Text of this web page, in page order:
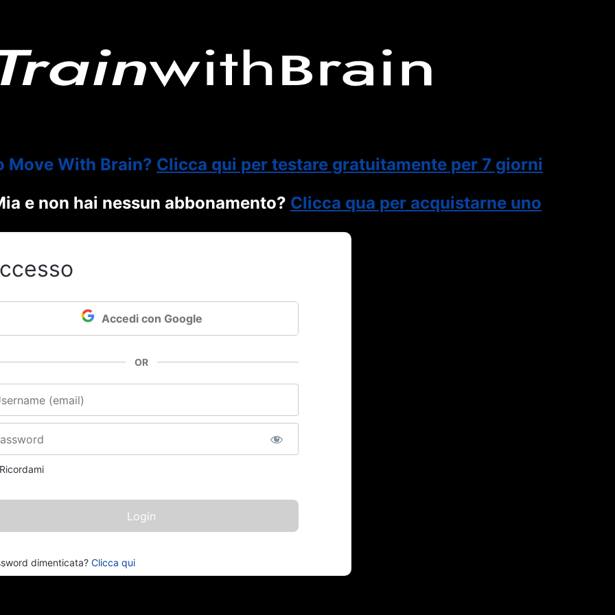
Move With Brain? Clicca qui per testare gratuitamente per 7 giorni
e non hai nessun abbonamento? Clicca qua per acquistarne uno
Accedi con Google
OR
Ricordami
dimenticata? Clicca qui